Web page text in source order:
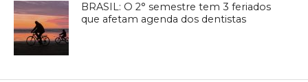
BRASIL: O 2° semestre tem 3 feriados
que afetam agenda dos dentistas